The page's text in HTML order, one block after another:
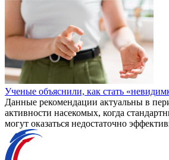
Ученые объяснили, как стать
Данные рекомендации актуальны в
активности насекомых, когда
могут оказаться недостаточно